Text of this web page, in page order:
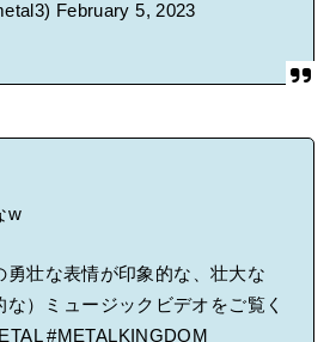
February 5, 2023
w
勇壮な表情が印象的な、壮大な
な）ミュージックビデオをご覧く
#METALKINGDOM